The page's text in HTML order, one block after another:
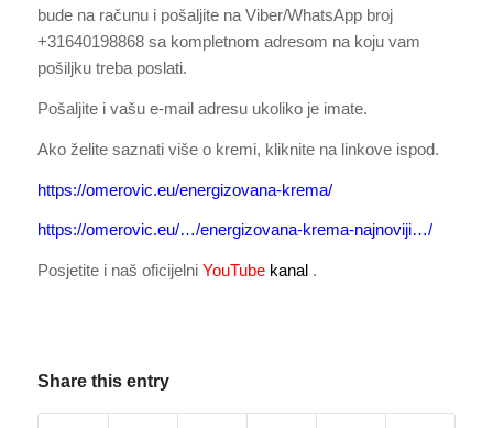
bude na računu i pošaljite na Viber/WhatsApp broj
+31640198868 sa kompletnom adresom na koju vam
pošiljku treba poslati.
Pošaljite i vašu e-mail adresu ukoliko je imate.
Ako želite saznati više o kremi, kliknite na linkove ispod.
https://omerovic.eu/energizovana-krema/
https://omerovic.eu/…/energizovana-krema-najnoviji…/
Posjetite i naš oficijelni YouTube kanal.
Share this entry